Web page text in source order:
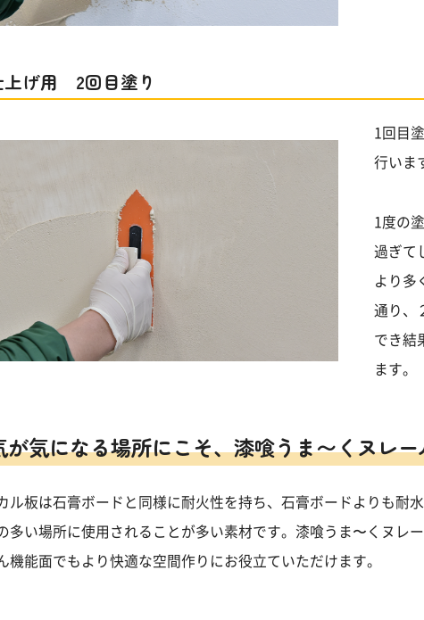
上げ用 2回目塗り
1回目
行いま
1度の
過ぎて
より多
通り、
でき結
ます。
が気になる場所にこそ、漆喰うま〜くヌレ
ル板は石膏ボードと同様に耐火性を持ち、石膏ボードよりも耐
多い場所に使用されることが多い素材です。漆喰うま〜くヌレ
機能面でもより快適な空間作りにお役立ていただけます。